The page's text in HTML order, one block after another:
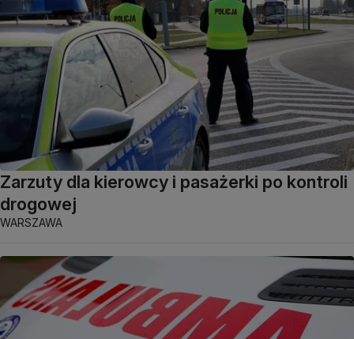
Zarzuty dla kierowcy i pasażerki po kontroli
drogowej
WARSZAWA